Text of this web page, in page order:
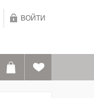
ВОЙТИ